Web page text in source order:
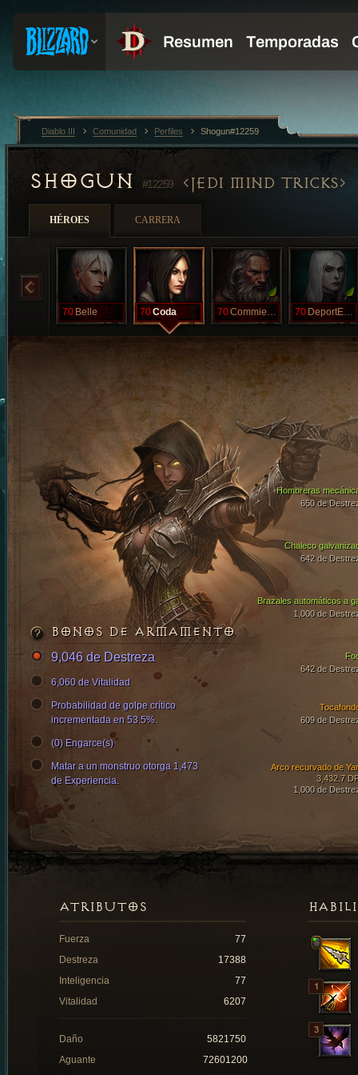
SHOGUN #12259 JEDI MIND TRICKS
HÉROES CARRERA
70 Belle 70Coda 70 CommieKilla 70 DeportEmAll
Chaleco
642 de
Brazales automáticos a
1,000 de
Hombreras
650 de
609 de
Arco recurvado de
3,432.7
1,000 de
642 de
BONOS DE ARMAMENTO
9,046 de Destreza
6,060 de Vitalidad
Probabilidad de golpe crítico
incrementada en 53.5%.
(0) Engarce(s)
Matar a un monstruo otorga 1,473
de Experiencia.
ATRIBUTOS
Fuerza
77
Destreza
17388
Inteligencia
77
Vitalidad
6207
Daño
5821750
Aguante
72601200
Diablo III Comunidad Perfiles Shogun#12259